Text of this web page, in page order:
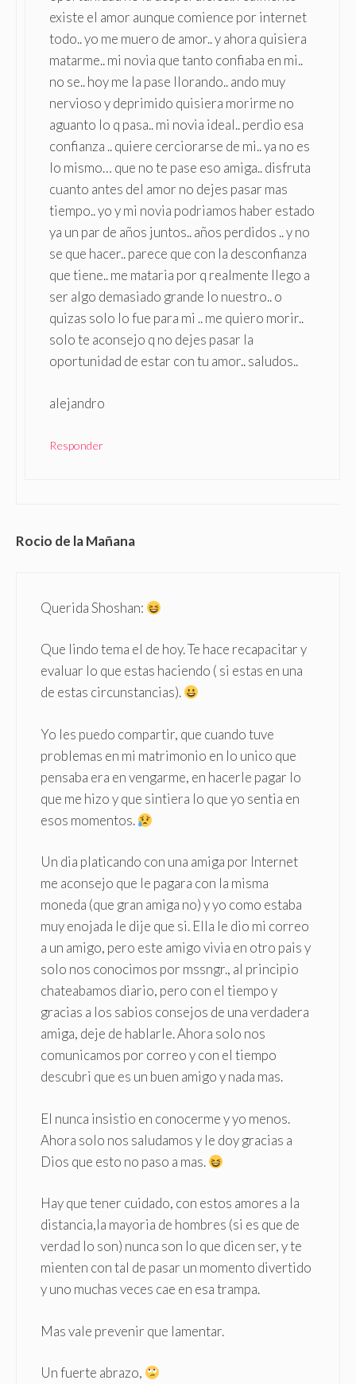
existe el amor aunque comience por internet
todo.. yo me muero de amor.. y ahora quisiera
matarme.. mi novia que tanto confiaba en mi..
no se.. hoy me la pase llorando.. ando muy
nervioso y deprimido quisiera morirme no
aguanto lo q pasa.. mi novia ideal.. perdio esa
confianza .. quiere cerciorarse de mi.. ya no es
lo mismo… que no te pase eso amiga.. disfruta
cuanto antes del amor no dejes pasar mas
tiempo.. yo y mi novia podriamos haber estado
ya un par de años juntos.. años perdidos .. y no
se que hacer.. parece que con la desconfianza
que tiene.. me mataria por q realmente llego a
ser algo demasiado grande lo nuestro.. o
quizas solo lo fue para mi .. me quiero morir..
solo te aconsejo q no dejes pasar la
oportunidad de estar con tu amor.. saludos..
alejandro
Responder
Rocio de la Mañana
Querida Shoshan:
Que lindo tema el de hoy. Te hace recapacitar y
evaluar lo que estas haciendo ( si estas en una
de estas circunstancias).
Yo les puedo compartir, que cuando tuve
problemas en mi matrimonio en lo unico que
pensaba era en vengarme, en hacerle pagar lo
que me hizo y que sintiera lo que yo sentia en
esos momentos.
Un dia platicando con una amiga por Internet
me aconsejo que le pagara con la misma
moneda (que gran amiga no) y yo como estaba
muy enojada le dije que si. Ella le dio mi correo
a un amigo, pero este amigo vivia en otro pais y
solo nos conocimos por mssngr., al principio
chateabamos diario, pero con el tiempo y
gracias a los sabios consejos de una verdadera
amiga, deje de hablarle. Ahora solo nos
comunicamos por correo y con el tiempo
descubri que es un buen amigo y nada mas.
El nunca insistio en conocerme y yo menos.
Ahora solo nos saludamos y le doy gracias a
Dios que esto no paso a mas.
Hay que tener cuidado, con estos amores a la
distancia,la mayoria de hombres (si es que de
verdad lo son) nunca son lo que dicen ser, y te
mienten con tal de pasar un momento divertido
y uno muchas veces cae en esa trampa.
Mas vale prevenir que lamentar.
Un fuerte abrazo,